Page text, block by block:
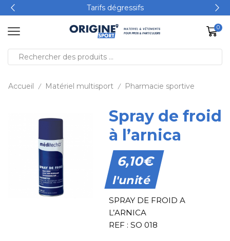
Tarifs dégressifs
0
Accueil / Matériel multisport / Pharmacie sportive
Spray de froid
à l’arnica
6,10€
l'unité
SPRAY DE FROID A
L’ARNICA
REF : SO 018